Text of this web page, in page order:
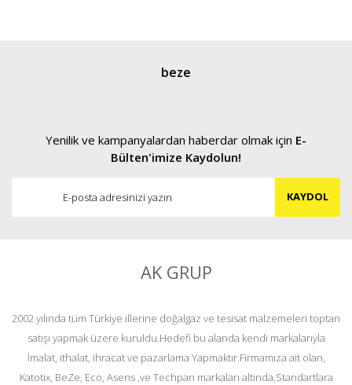
beze
Yenilik ve kampanyalardan haberdar olmak için E-
Bülten'imize Kaydolun!
KAYDOL
AK GRUP
2002 yılında tüm Türkiye illerine doğalgaz ve tesisat malzemeleri toptan
satışı yapmak üzere kuruldu.Hedefi bu alanda kendi markalarıyla
İmalat, ithalat, ihracat ve pazarlama Yapmaktır.Firmamıza ait olan,
Katotix, BeZe, Eco, Asens ,ve Techpan markaları altında,Standartlara